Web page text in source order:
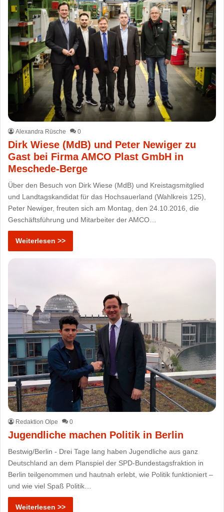
Alexandra Rüsche 0
Dirk Wiese (MdB) und Peter Newiger zu
Gast bei Firma AMCO Plast GmbH in
Meschede-Berge
Über den Besuch von Dirk Wiese (MdB) und Kreistagsmitglied
und Landtagskandidat für das Hochsauerland (Wahlkreis 125),
Peter Newiger, freuten sich am Montag, den 24.10.2016, die
Geschäftsführung und Mitarbeiter der AMCO…
Weiterlesen >>
Redaktion Olpe 0
Jugendliche machen Politik in Berlin
Bestwig/Berlin - Drei Tage lang haben Jugendliche aus ganz
Deutschland an dem Planspiel der SPD-Bundestagsfraktion in
Berlin teilgenommen und hautnah erlebt, wie Politik funktioniert –
und wie viel Spaß Politik…
Weiterlesen >>